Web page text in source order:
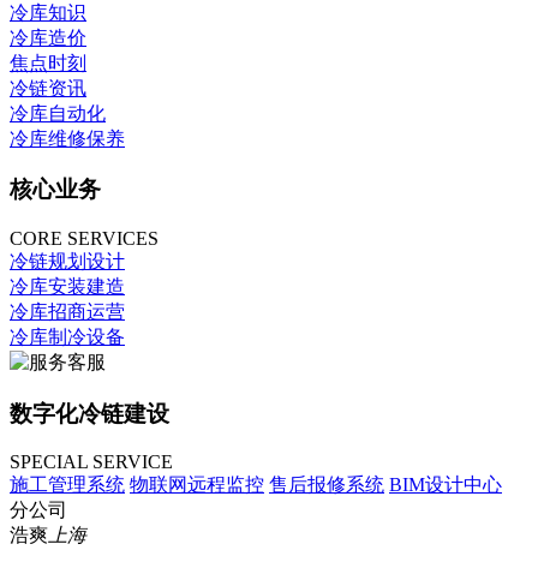
冷库知识
冷库造价
焦点时刻
冷链资讯
冷库自动化
冷库维修保养
核心业务
CORE SERVICES
冷链规划设计
冷库安装建造
冷库招商运营
冷库制冷设备
数字化冷链建设
SPECIAL SERVICE
施工管理系统 物联网远程监控 售后报修系统 BIM设计中心
分公司
浩爽上海